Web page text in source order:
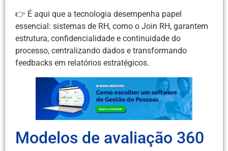
👉 É aqui que a tecnologia desempenha papel
essencial: sistemas de RH, como o Join RH, garantem
estrutura, confidencialidade e continuidade do
processo, centralizando dados e transformando
feedbacks em relatórios estratégicos.
Modelos de avaliação 360